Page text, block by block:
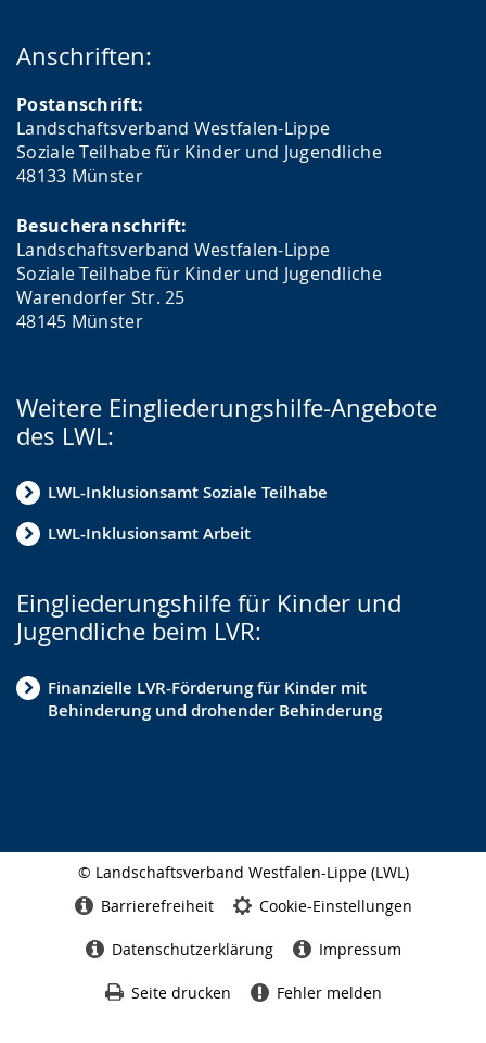
Anschriften:
Postanschrift:
Landschaftsverband Westfalen-Lippe
Soziale Teilhabe für Kinder und Jugendliche
48133 Münster
Besucheranschrift:
Landschaftsverband Westfalen-Lippe
Soziale Teilhabe für Kinder und Jugendliche
Warendorfer Str. 25
48145 Münster
Weitere Eingliederungshilfe-Angebote
des LWL:
LWL-Inklusionsamt Soziale Teilhabe
LWL-Inklusionsamt Arbeit
Eingliederungshilfe für Kinder und
Jugendliche beim LVR:
Finanzielle LVR-Förderung für Kinder mit
Behinderung und drohender Behinderung
© Landschaftsverband Westfalen-Lippe (LWL)
Barrierefreiheit Cookie-Einstellungen
Datenschutzerklärung Impressum
Seite drucken Fehler melden